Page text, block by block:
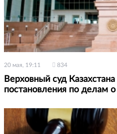
20 мая, 19:11 834
Верховный суд
постановления по делам